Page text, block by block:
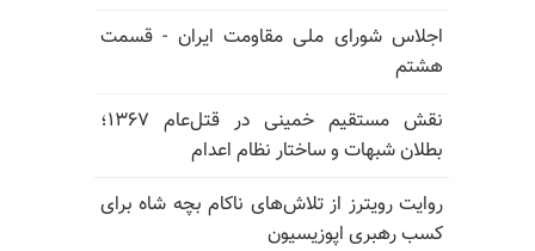
اجلاس شورای ملی مقاومت ایران - قسمت
هشتم
نقش مستقیم خمینی در قتل‌عام ۱۳۶۷؛
بطلان شبهات و ساختار نظام اعدام
روایت رویترز از تلاش‌های ناکام بچه شاه برای
کسب رهبری اپوزیسیون